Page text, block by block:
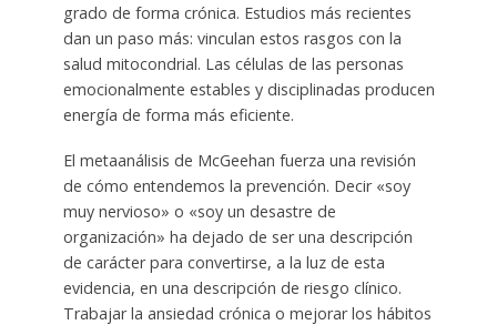
grado de forma crónica. Estudios más recientes
dan un paso más: vinculan estos rasgos con la
salud mitocondrial. Las células de las personas
emocionalmente estables y disciplinadas producen
energía de forma más eficiente.
El metaanálisis de McGeehan fuerza una revisión
de cómo entendemos la prevención. Decir «soy
muy nervioso» o «soy un desastre de
organización» ha dejado de ser una descripción
de carácter para convertirse, a la luz de esta
evidencia, en una descripción de riesgo clínico.
Trabajar la ansiedad crónica o mejorar los hábitos